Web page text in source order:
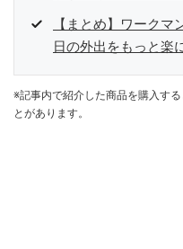
【まとめ】ワーク
日の外出をもっと楽
※記事内で紹介した商品を購入す
とがあります。